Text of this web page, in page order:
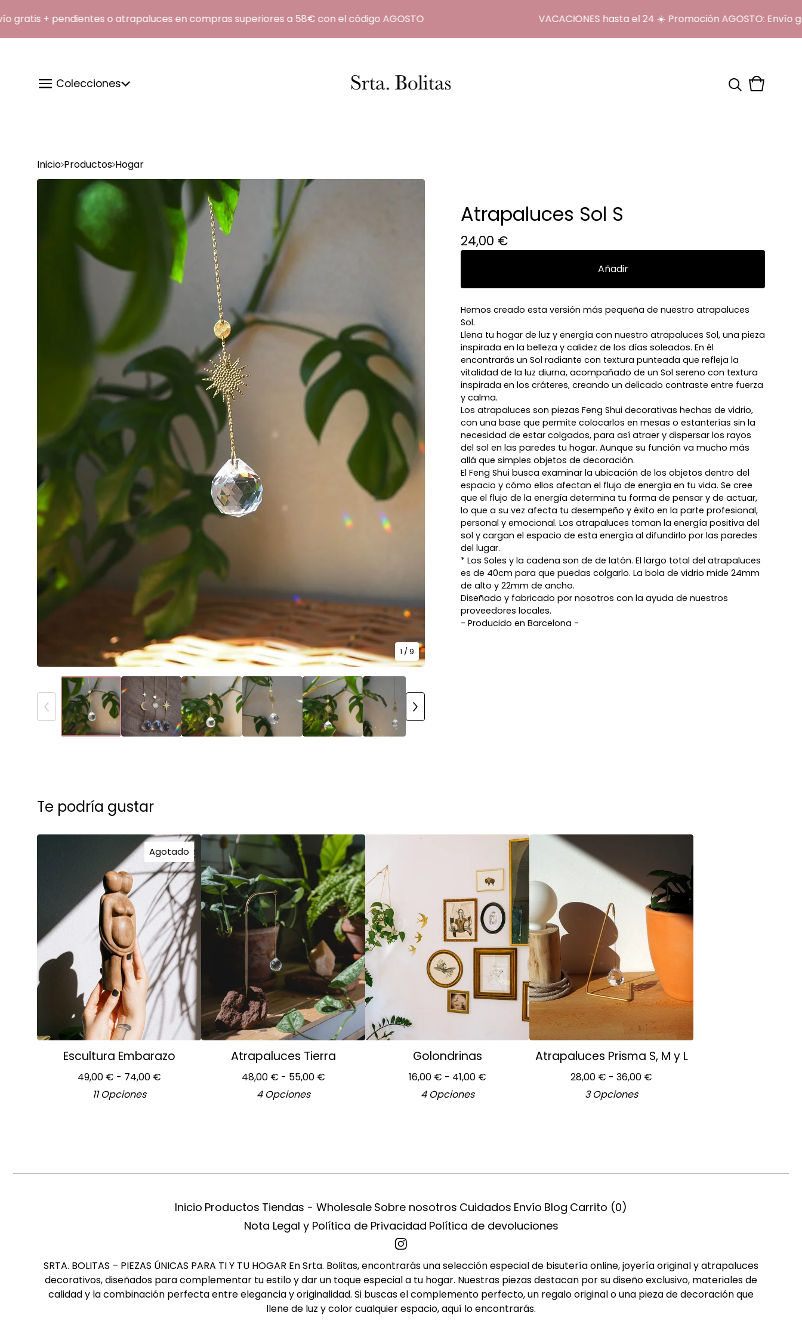
+ pendientes o atrapaluces en compras superiores a 58€ con el código AGOSTO VACACIONES hasta el 24 ☀️ Promoción AGOSTO: Envío
Colecciones
Ver
0
Inicio Productos Hogar
1 / 9
Atrapaluces Sol S
24,00 €
Añadir
Hemos creado esta versión más pequeña de nuestro atrapaluces
Sol.
Llena tu hogar de luz y energía con nuestro atrapaluces Sol, una pieza
inspirada en la belleza y calidez de los días soleados. En él
encontrarás un Sol radiante con textura punteada que refleja la
vitalidad de la luz diurna, acompañado de un Sol sereno con textura
inspirada en los cráteres, creando un delicado contraste entre fuerza
y calma.
Los atrapaluces son piezas Feng Shui decorativas hechas de vidrio,
con una base que permite colocarlos en mesas o estanterías sin la
necesidad de estar colgados, para así atraer y dispersar los rayos
del sol en las paredes tu hogar. Aunque su función va mucho más
allá que simples objetos de decoración.
El Feng Shui busca examinar la ubicación de los objetos dentro del
espacio y cómo ellos afectan el flujo de energía en tu vida. Se cree
que el flujo de la energía determina tu forma de pensar y de actuar,
lo que a su vez afecta tu desempeño y éxito en la parte profesional,
personal y emocional. Los atrapaluces toman la energía positiva del
sol y cargan el espacio de esta energía al difundirlo por las paredes
del lugar.
* Los Soles y la cadena son de de latón. El largo total del atrapaluces
es de 40cm para que puedas colgarlo. La bola de vidrio mide 24mm
de alto y 22mm de ancho.
Diseñado y fabricado por nosotros con la ayuda de nuestros
proveedores locales.
- Producido en Barcelona -
Te podría gustar
Agotado
Escultura Embarazo
49,00 € - 74,00 €
11 Opciones
Atrapaluces Tierra
48,00 € - 55,00 €
4 Opciones
Golondrinas
16,00 € - 41,00 €
4 Opciones
Atrapaluces Prisma S, M y L
28,00 € - 36,00 €
3 Opciones
Inicio Productos Tiendas - Wholesale Sobre nosotros Cuidados Envío Blog Carrito (0)
Nota Legal y Política de Privacidad Política de devoluciones
SRTA. BOLITAS – PIEZAS ÚNICAS PARA TI Y TU HOGAR En Srta. Bolitas, encontrarás una selección especial de bisutería online, joyería original y atrapaluces
decorativos, diseñados para complementar tu estilo y dar un toque especial a tu hogar. Nuestras piezas destacan por su diseño exclusivo, materiales de
calidad y la combinación perfecta entre elegancia y originalidad. Si buscas el complemento perfecto, un regalo original o una pieza de decoración que
llene de luz y color cualquier espacio, aquí lo encontrarás.